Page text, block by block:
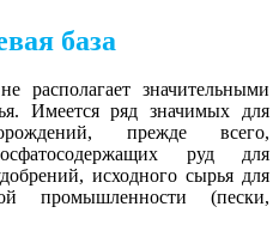
база
располагает значительными
Имеется ряд значимых для
прежде всего,
руд для
исходного сырья для
промышленности (пески,